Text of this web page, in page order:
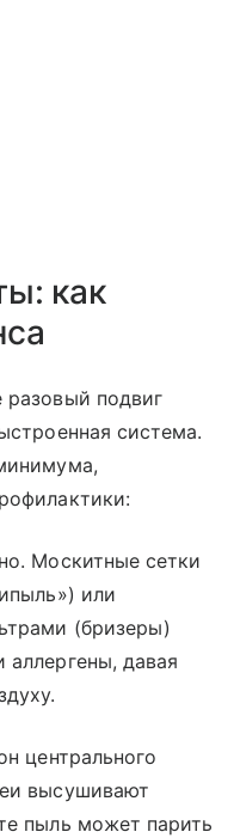
как
подвиг
система.
Москитные сетки
или
(бризеры)
давая
центрального
высушивают
пыль может парить